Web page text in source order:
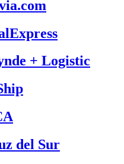
+ Logistic
del Sur